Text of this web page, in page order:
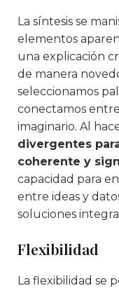
La síntesis se
elementos
una explicación
de manera
seleccionamos
conectamos
imaginario. Al
divergentes
coherente y
capacidad para
entre ideas y
soluciones
Flexibilidad
La flexibilidad se